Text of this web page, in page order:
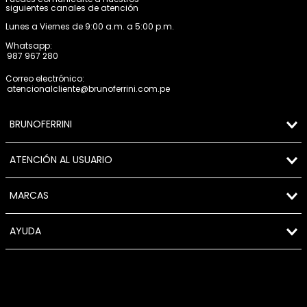
siguientes canales de atención
Lunes a Viernes de 9:00 a.m. a 5:00 p.m.
Whatsapp:
987 967 280
Correo electrónico:
atencionalcliente@brunoferrini.com.pe
BRUNOFERRINI
ATENCIÓN AL USUARIO
MARCAS
AYUDA